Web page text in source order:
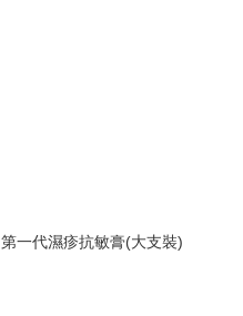
第一代濕疹抗敏膏(大支裝)